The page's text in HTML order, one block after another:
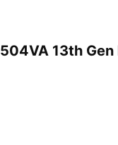
13th Gen